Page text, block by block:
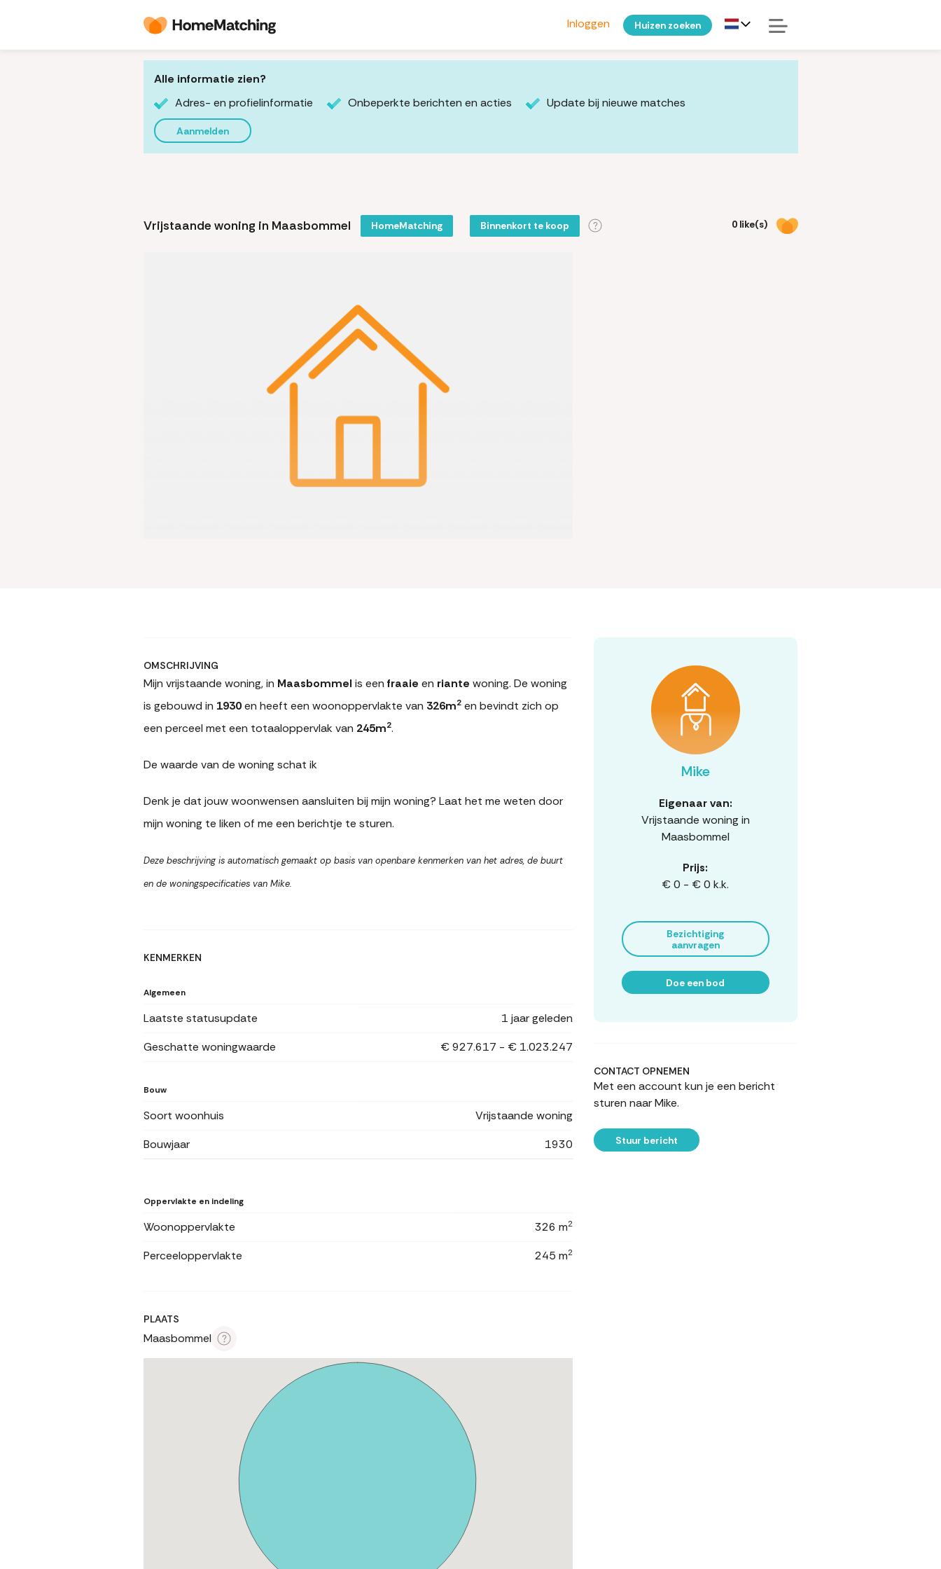
Inloggen Huizen zoeken
Alle informatie zien?
Adres- en profielinformatie
Onbeperkte berichten en acties Update bij nieuwe matches
Aanmelden
Vrijstaande woning in Maasbommel HomeMatching Binnenkort te koop 0 like(s)
OMSCHRIJVING
Mijn vrijstaande woning, in Maasbommel is een fraaie en riante woning. De woning
is gebouwd in 1930en heeft een woonoppervlakte van 326m2en bevindt zich op
een perceel met een totaaloppervlak van 245m2.
De waarde van de woning schat ik
Denk je dat jouw woonwensen aansluiten bij mijn woning? Laat het me weten door
mijn woning te liken of me een berichtje te sturen.
Deze beschrijving is automatisch gemaakt op basis van openbare kenmerken van het adres, de buurt
en de woningspecificaties van Mike.
Mike
Eigenaar van:
Vrijstaande woning in
Maasbommel
Prijs:
€ 0 - € 0 k.k.
Bezichtiging
aanvragen
Doe een bod
KENMERKEN
Algemeen
Laatste statusupdate
1 jaar geleden
Geschatte woningwaarde
€ 927.617 - € 1.023.247
Bouw
Soort woonhuis
Vrijstaande woning
Bouwjaar
1930
Oppervlakte en indeling
Woonoppervlakte 326 m2
Perceeloppervlakte 245 m2
CONTACT OPNEMEN
Met een account kun je een bericht
sturen naar Mike.
Stuur bericht
PLAATS
Maasbommel